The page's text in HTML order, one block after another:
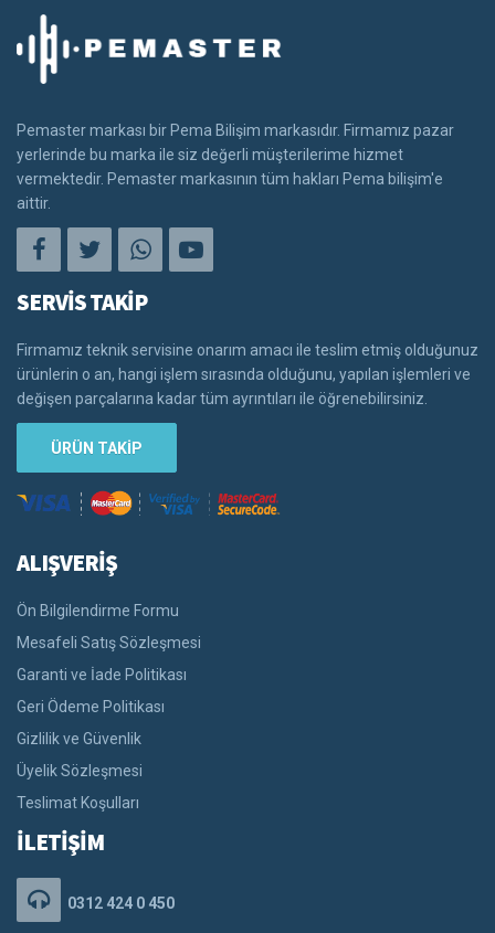
Pemaster markası bir Pema Bilişim markasıdır. Firmamız pazar
yerlerinde bu marka ile siz değerli müşterilerime hizmet
vermektedir. Pemaster markasının tüm hakları Pema bilişim'e
aittir.
SERVİS TAKİP
Firmamız teknik servisine onarım amacı ile teslim etmiş olduğunuz
ürünlerin o an, hangi işlem sırasında olduğunu, yapılan işlemleri ve
değişen parçalarına kadar tüm ayrıntıları ile öğrenebilirsiniz.
ÜRÜN TAKİP
ALIŞVERİŞ
Ön Bilgilendirme Formu
Mesafeli Satış Sözleşmesi
Garanti ve İade Politikası
Geri Ödeme Politikası
Gizlilik ve Güvenlik
Üyelik Sözleşmesi
Teslimat Koşulları
İLETİŞİM
0312 424 0 450